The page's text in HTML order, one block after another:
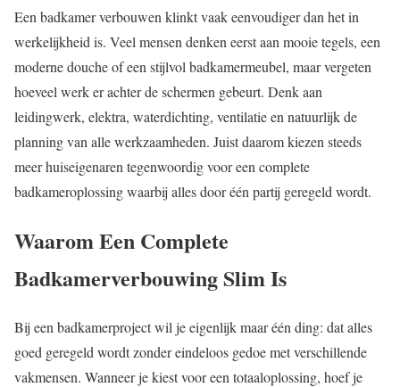
Een badkamer verbouwen klinkt vaak eenvoudiger dan het in
werkelijkheid is. Veel mensen denken eerst aan mooie tegels, een
moderne douche of een stijlvol badkamermeubel, maar vergeten
hoeveel werk er achter de schermen gebeurt. Denk aan
leidingwerk, elektra, waterdichting, ventilatie en natuurlijk de
planning van alle werkzaamheden. Juist daarom kiezen steeds
meer huiseigenaren tegenwoordig voor een complete
badkameroplossing waarbij alles door één partij geregeld wordt.
Waarom Een Complete
Badkamerverbouwing Slim Is
Bij een badkamerproject wil je eigenlijk maar één ding: dat alles
goed geregeld wordt zonder eindeloos gedoe met verschillende
vakmensen. Wanneer je kiest voor een totaaloplossing, hoef je